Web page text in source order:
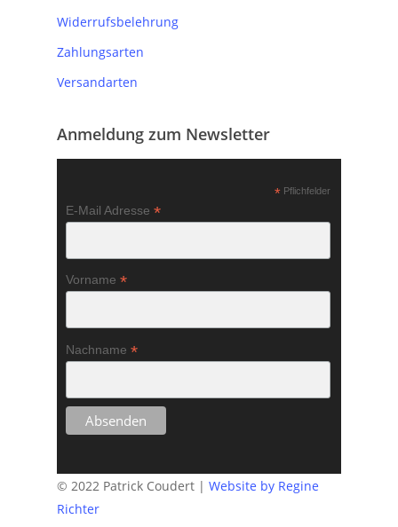
Widerrufsbelehrung
Zahlungsarten
Versandarten
Anmeldung zum Newsletter
*Pflichfelder
E-Mail Adresse *
Vorname *
Nachname *
© 2022 Patrick Coudert | Website by Regine
Richter